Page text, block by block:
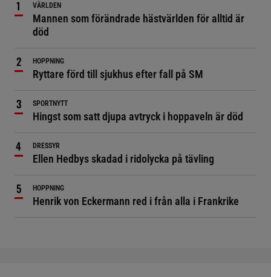
VÄRLDEN
Mannen som förändrade hästvärlden för alltid är
död
HOPPNING
Ryttare förd till sjukhus efter fall på SM
SPORTNYTT
Hingst som satt djupa avtryck i hoppaveln är död
DRESSYR
Ellen Hedbys skadad i ridolycka på tävling
HOPPNING
Henrik von Eckermann red i från alla i Frankrike